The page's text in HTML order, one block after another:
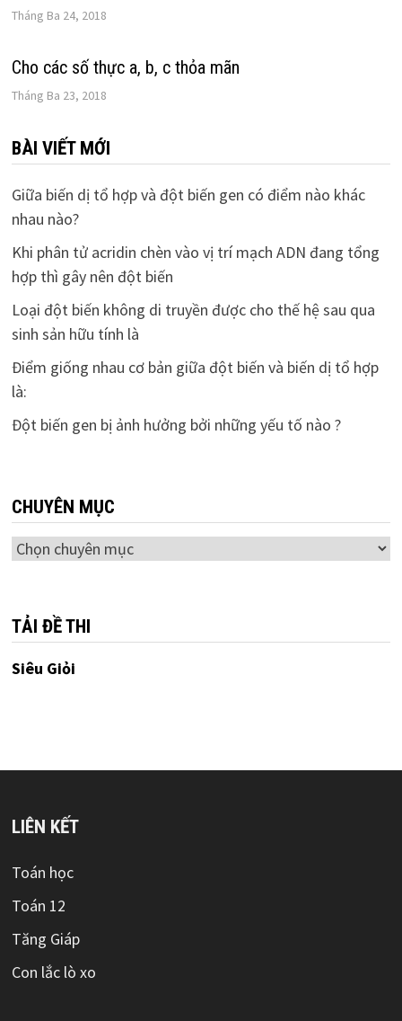
Tháng Ba 24, 2018
Cho các số thực a, b, c thỏa mãn
Tháng Ba 23, 2018
BÀI VIẾT MỚI
Giữa biến dị tổ hợp và đột biến gen có điểm nào khác
nhau nào?
Khi phân tử acridin chèn vào vị trí mạch ADN đang tổng
hợp thì gây nên đột biến
Loại đột biến không di truyền được cho thế hệ sau qua
sinh sản hữu tính là
Điểm giống nhau cơ bản giữa đột biến và biến dị tổ hợp
là:
Đột biến gen bị ảnh hưởng bởi những yếu tố nào ?
CHUYÊN MỤC
Chuyên
TẢI ĐỀ THI
Siêu Giỏi
LIÊN KẾT
Toán học
Toán 12
Tăng Giáp
Con lắc lò xo